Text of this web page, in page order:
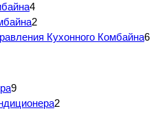
4
2
Кухонного Комбайна6
9
2